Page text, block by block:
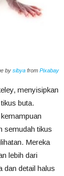
by sibya from Pixabay
menyisipkan
buta.
semudah tikus
Mereka
lebih dari
dan detail halus